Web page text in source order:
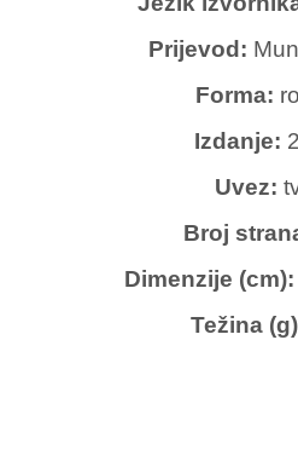
Prijevod:
Forma:
Izdanje:
Uvez:
Broj
Dimenzije (cm):
Težina